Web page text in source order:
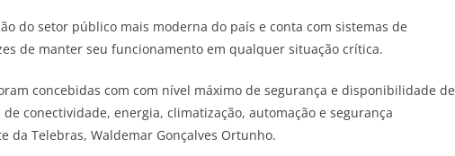
do setor público mais moderna do país e conta com sistemas de
de manter seu funcionamento em qualquer situação crítica.
concebidas com com nível máximo de segurança e disponibilidade de
conectividade, energia, climatização, automação e segurança
da Telebras, Waldemar Gonçalves Ortunho.